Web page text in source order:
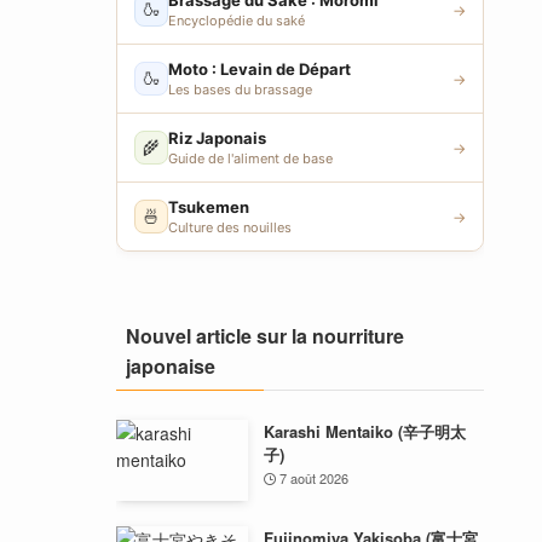
🍶
Encyclopédie du saké
→
🍶 Moto : Levain de Départ
Les bases du brassage
→
🌾 Riz Japonais
Guide de l'aliment de base
→
🍜 Tsukemen
Culture des nouilles
→
Nouvel article sur la nourriture
japonaise
Karashi Mentaiko (辛子明太
子)
7 août 2026